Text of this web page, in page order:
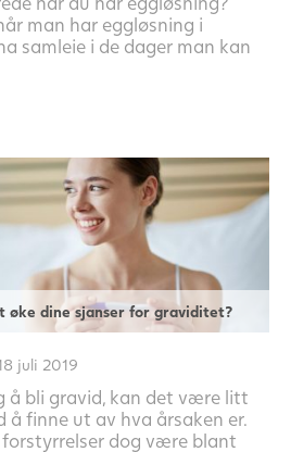
man har eggløsning i
samleie i de dager man kan
øke dine sjanser for graviditet?
18 juli 2019
å bli gravid, kan det være litt
finne ut av hva årsaken er.
dog være blant